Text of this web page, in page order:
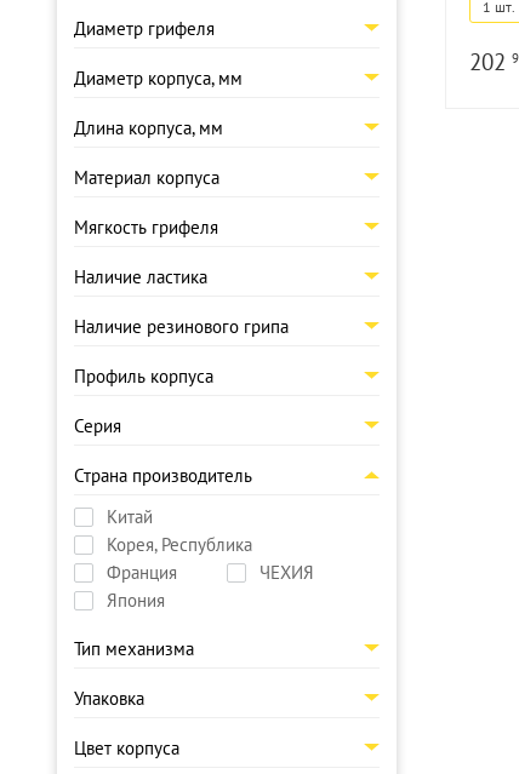
Диаметр грифеля
Диаметр корпуса, мм
Длина корпуса, мм
Материал корпуса
Мягкость грифеля
Наличие ластика
Наличие резинового грипа
Профиль корпуса
Серия
Страна производитель
Китай
Корея, Республика
Франция
ЧЕХИЯ
Япония
Тип механизма
Упаковка
Цвет корпуса
1 шт.
202